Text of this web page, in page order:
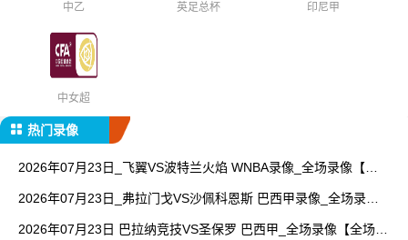
中乙 英足总杯 印尼甲
中女超
热门录像
2026年07月23日_飞翼VS波特兰火焰 WNBA录像_全场录像【视
2026年07月23日_弗拉门戈VS沙佩科恩斯 巴西甲录像_全场录像
2026年07月23日 巴拉纳竞技VS圣保罗 巴西甲_全场录像【全场回